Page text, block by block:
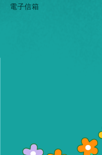
電子信箱